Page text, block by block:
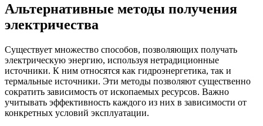
Альтернативные методы получения
электричества
Существует множество способов, позволяющих получать
электрическую энергию, используя нетрадиционные
источники. К ним относятся как гидроэнергетика, так и
термальные источники. Эти методы позволяют существенно
сократить зависимость от ископаемых ресурсов. Важно
учитывать эффективность каждого из них в зависимости от
конкретных условий эксплуатации.